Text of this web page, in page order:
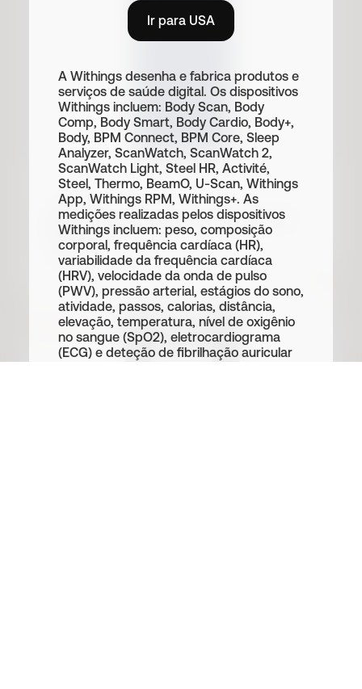
Ir para USA
A Withings desenha e fabrica produtos e
serviços de saúde digital. Os dispositivos
Withings incluem: Body Scan, Body
Comp, Body Smart, Body Cardio, Body+,
Body, BPM Connect, BPM Core, Sleep
Analyzer, ScanWatch, ScanWatch 2,
ScanWatch Light, Steel HR, Activité,
Steel, Thermo, BeamO, U-Scan, Withings
App, Withings RPM, Withings+. As
medições realizadas pelos dispositivos
Withings incluem: peso, composição
corporal, frequência cardíaca (HR),
variabilidade da frequência cardíaca
(HRV), velocidade da onda de pulso
(PWV), pressão arterial, estágios do sono,
atividade, passos, calorias, distância,
elevação, temperatura, nível de oxigênio
no sangue (SpO2), eletrocardiograma
(ECG) e deteção de fibrilhação auricular
Pulseiras
Pulseira Tide Ocean 18mm Azul &
Prata
€ 39.95
Mais vendido